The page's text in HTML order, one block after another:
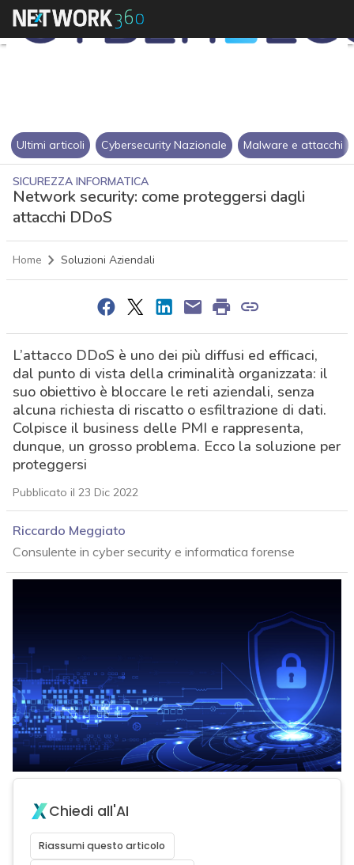
Ultimi articoli Cybersecurity Nazionale Malware e attacchi
SICUREZZA INFORMATICA
Network security: come proteggersi dagli
attacchi DDoS
Home Soluzioni Aziendali
L’attacco DDoS è uno dei più diffusi ed efficaci,
dal punto di vista della criminalità organizzata: il
suo obiettivo è bloccare le reti aziendali, senza
alcuna richiesta di riscatto o esfiltrazione di dati.
Colpisce il business delle PMI e rappresenta,
dunque, un grosso problema. Ecco la soluzione per
proteggersi
Pubblicato il 23 Dic 2022
Riccardo Meggiato
Consulente in cyber security e informatica forense
Chiedi all'AI
Riassumi questo articolo